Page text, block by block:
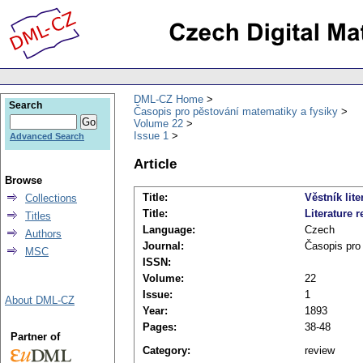
DML-CZ Home
Časopis pro pěstování matematiky a fysiky
Volume 22
Issue 1
Article
Title:
Věstník
Title:
Literature
Language:
Czech
Journal:
Časopis
ISSN:
Volume:
22
Issue:
1
Year:
1893
Pages:
38-48
Category:
review
Search
Advanced Search
Browse
Collections
Titles
Authors
MSC
About DML-CZ
Partner of